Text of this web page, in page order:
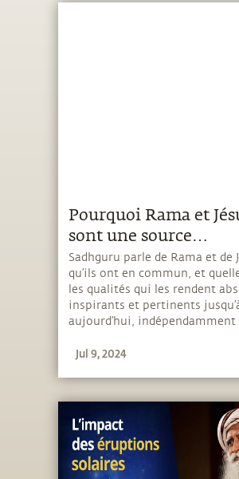
Pourquoi Rama et
sont une source
d’inspiration
Sadhguru parle de Rama et de
qu’ils ont en commun, et
les qualités qui les rendent
inspirants et pertinents
aujourd’hui, indépendamment
Jul 9, 2024